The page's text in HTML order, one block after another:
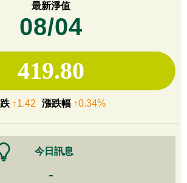
最新淨值
08/04
419.80
↑1.42 漲跌幅↑0.34%
今日訊息
-